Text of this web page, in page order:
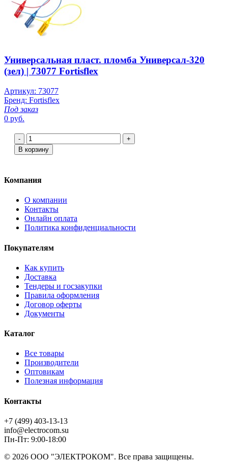
Универсальная пласт. пломба Универсал-320
(зел) | 73077 Fortisflex
Артикул: 73077
Бренд: Fortisflex
Под заказ
0 руб.
-
+
В корзину
Компания
О компании
Контакты
Онлайн оплата
Политика конфиденциальности
Покупателям
Как купить
Доставка
Тендеры и госзакупки
Правила оформления
Договор оферты
Документы
Каталог
Все товары
Производители
Оптовикам
Полезная информация
Контакты
+7 (499) 403-13-13
info@electrocom.su
Пн-Пт: 9:00-18:00
© 2026 ООО "ЭЛЕКТРОКОМ". Все права защищены.